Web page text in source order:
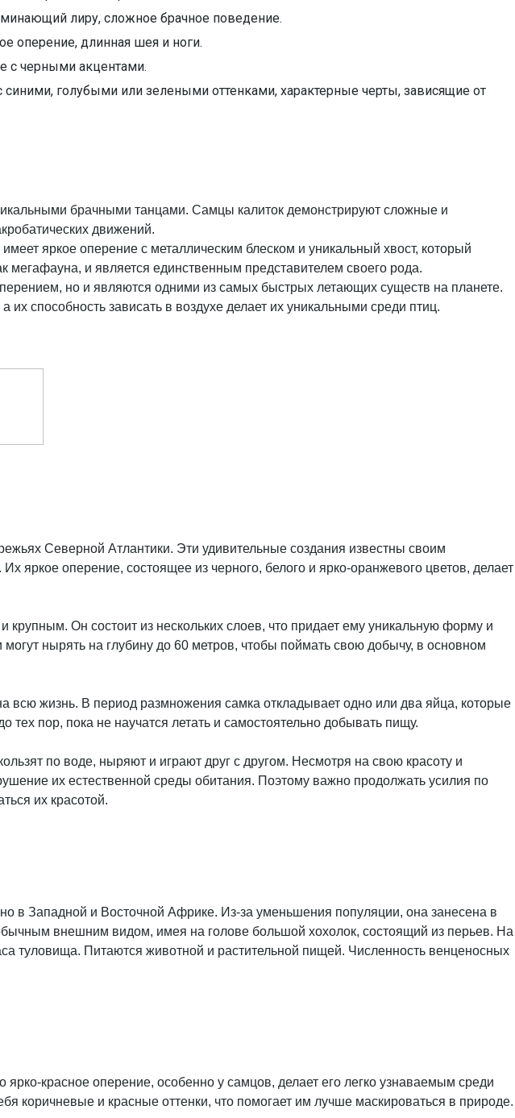
лиру, сложное брачное поведение.
оперение, длинная шея и ноги.
с черными акцентами.
синими, голубыми или зелеными оттенками, характерные черты, зависящие от
брачными танцами. Самцы калиток демонстрируют сложные и
движений.
яркое оперение с металлическим блеском и уникальный хвост, который
мегафауна, и является единственным представителем своего рода.
но и являются одними из самых быстрых летающих существ на планете.
способность зависать в воздухе делает их уникальными среди птиц.
Северной Атлантики. Эти удивительные создания известны своим
яркое оперение, состоящее из черного, белого и ярко-оранжевого цветов, делает
Он состоит из нескольких слоев, что придает ему уникальную форму и
нырять на глубину до 60 метров, чтобы поймать свою добычу, в основном
всю жизнь. В период размножения самка откладывает одно или два яйца, которые
пор, пока не научатся летать и самостоятельно добывать пищу.
по воде, ныряют и играют друг с другом. Несмотря на свою красоту и
их естественной среды обитания. Поэтому важно продолжать усилия по
их красотой.
в Западной и Восточной Африке. Из-за уменьшения популяции, она занесена в
внешним видом, имея на голове большой хохолок, состоящий из перьев. На
туловища. Питаются животной и растительной пищей. Численность венценосных
красное оперение, особенно у самцов, делает его легко узнаваемым среди
коричневые и красные оттенки, что помогает им лучше маскироваться в природе.